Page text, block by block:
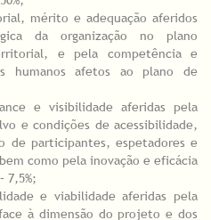
mérito e adequação aferidos
da organização no plano
e pela competência e
humanos afetos ao plano de
e visibilidade aferidas pela
e condições de acessibilidade,
de participantes, espetadores e
como pela inovação e eficácia
7,5%;
e viabilidade aferidas pela
à dimensão do projeto e dos